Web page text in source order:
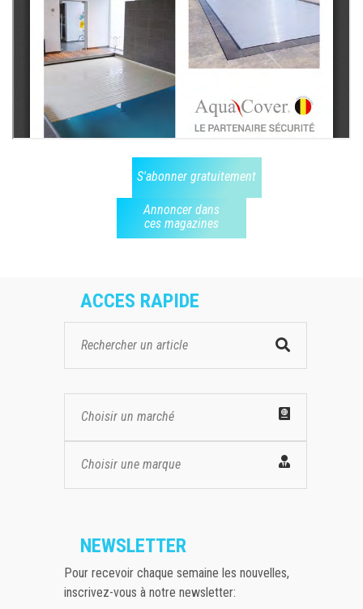
S'abonner gratuitement
Annoncer dans
ces magazines
ACCES RAPIDE
Choisir un marché
Choisir une marque
NEWSLETTER
Pour recevoir chaque semaine les nouvelles,
inscrivez-vous à notre newsletter: